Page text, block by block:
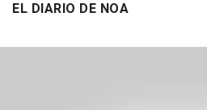
EL DIARIO DE NOA